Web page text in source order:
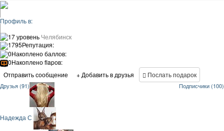
Профиль в:
17 уровень Челябинск
1795Репутация:
0Накоплено баллов:
0Накоплено flapов:
Отправить сообщение
+ Добавить в друзья Послать подарок
Друзья (91) Подписчики (100)
Надежда С